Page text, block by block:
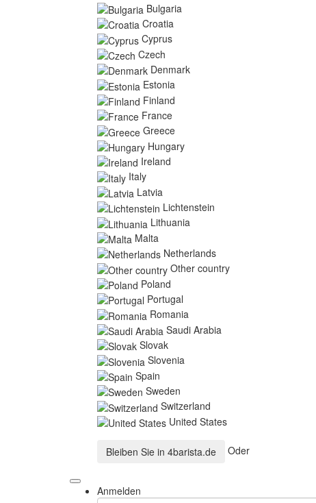
Bulgaria
Croatia
Cyprus
Czech
Denmark
Estonia
Finland
France
Greece
Hungary
Ireland
Italy
Latvia
Lichtenstein
Lithuania
Malta
Netherlands
Other country
Poland
Portugal
Romania
Saudi Arabia
Slovak
Slovenia
Spain
Sweden
Switzerland
United States
Bleiben Sie in 4barista.de Oder
Anmelden